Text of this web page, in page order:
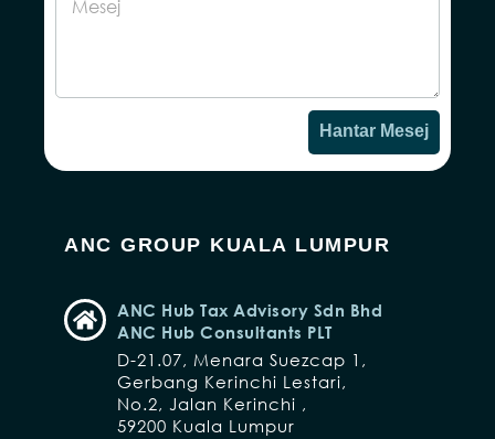
ANC GROUP KUALA LUMPUR
ANC Hub Tax Advisory Sdn Bhd
ANC Hub Consultants PLT
D-21.07, Menara Suezcap 1,
Gerbang Kerinchi Lestari,
No.2, Jalan Kerinchi ,
59200 Kuala Lumpur
Hantar Mesej